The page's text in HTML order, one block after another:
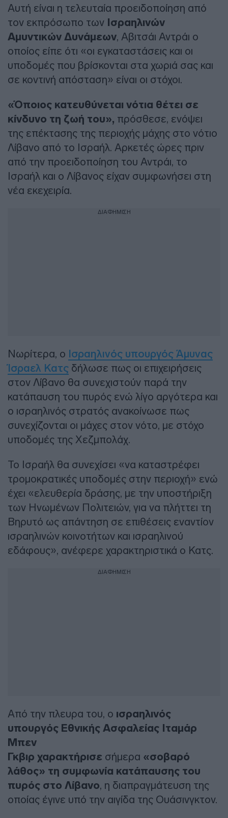
Αυτή είναι η τελευταία προειδοποίηση από
τον εκπρόσωπο των Ισραηλινών
Αμυντικών Δυνάμεων, Αβιτσάι Αντράι ο
οποίος είπε ότι «οι εγκαταστάσεις και οι
υποδομές που βρίσκονται στα χωριά σας και
σε κοντινή απόσταση» είναι οι στόχοι.
«Όποιος κατευθύνεται νότια θέτει σε
κίνδυνο τη ζωή του», πρόσθεσε, ενόψει
της επέκτασης της περιοχής μάχης στο νότιο
Λίβανο από το Ισραήλ. Αρκετές ώρες πριν
από την προειδοποίηση του Αντράι, το
Ισραήλ και ο Λίβανος είχαν συμφωνήσει στη
νέα εκεχειρία.
ΔΙΑΦΗΜΙΣΗ
Νωρίτερα, ο Ισραηλινός υπουργός Άμυνας
Ίσραελ Κατς δήλωσε πως οι επιχειρήσεις
στον Λίβανο θα συνεχιστούν παρά την
κατάπαυση του πυρός ενώ λίγο αργότερα και
ο ισραηλινός στρατός ανακοίνωσε πως
συνεχίζονται οι μάχες στον νότο, με στόχο
υποδομές της Χεζμπολάχ.
Το Ισραήλ θα συνεχίσει «να καταστρέφει
τρομοκρατικές υποδομές στην περιοχή» ενώ
έχει «ελευθερία δράσης, με την υποστήριξη
των Ηνωμένων Πολιτειών, για να πλήττει τη
Βηρυτό ως απάντηση σε επιθέσεις εναντίον
ισραηλινών κοινοτήτων και ισραηλινού
εδάφους», ανέφερε χαρακτηριστικά ο Κατς.
ΔΙΑΦΗΜΙΣΗ
Από την πλευρα του, ο ισραηλινός
υπουργός Εθνικής Ασφαλείας Ιταμάρ
Μπεν
Γκβιρ χαρακτήρισε σήμερα «σοβαρό
λάθος» τη συμφωνία κατάπαυσης του
πυρός στο Λίβανο, η διαπραγμάτευση της
οποίας έγινε υπό την αιγίδα της Ουάσινγκτον.